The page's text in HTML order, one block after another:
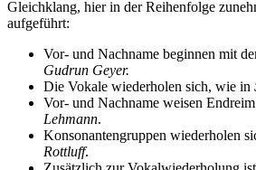
Gleichklang, hier in der Reihenfolge
aufgeführt:
Vor- und Nachname beginnen mit
Gudrun Geyer.
Die Vokale wiederholen sich, wie in
Vor- und Nachname weisen
Lehmann.
Konsonantengruppen wiederholen
Rottluff.